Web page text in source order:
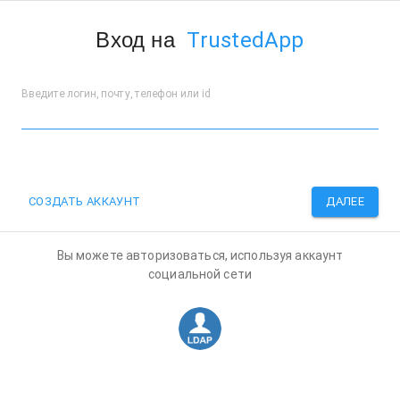
Вход нa TrustedApp
Введите логин, почту, телефон или id
СОЗДАТЬ АККАУНТ ДАЛЕЕ
Вы можете авторизоваться, используя аккаунт
социальной сети